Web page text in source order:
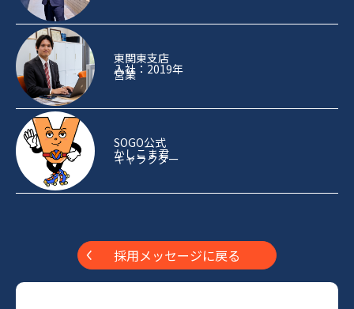
東関東支店
営業
入社：2019年
SOGO公式
キャラクター
かしこま君
採用メッセージに戻る